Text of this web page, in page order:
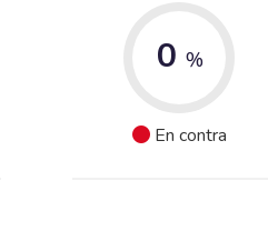
0 %
En contra